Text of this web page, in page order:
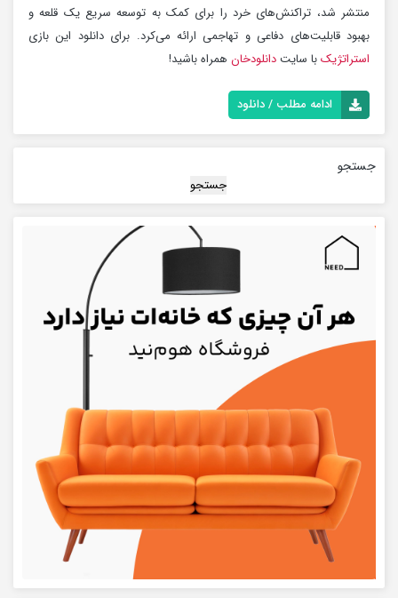
منتشر شد، تراکنش‌های خرد را برای کمک به توسعه سریع یک قلعه و
بهبود قابلیت‌های دفاعی و تهاجمی ارائه می‌کرد. برای دانلود این بازی
استراتژیکبا سایتدانلودخان همراه باشید!
ادامه مطلب / دانلود
جستجو
جستجو